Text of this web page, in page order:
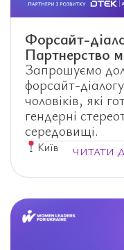
Форсайт-
Партнерство
Запрошуємо
форсайт-
чоловіків, які
гендерні
середовищі.
Київ ЧИТАТИ